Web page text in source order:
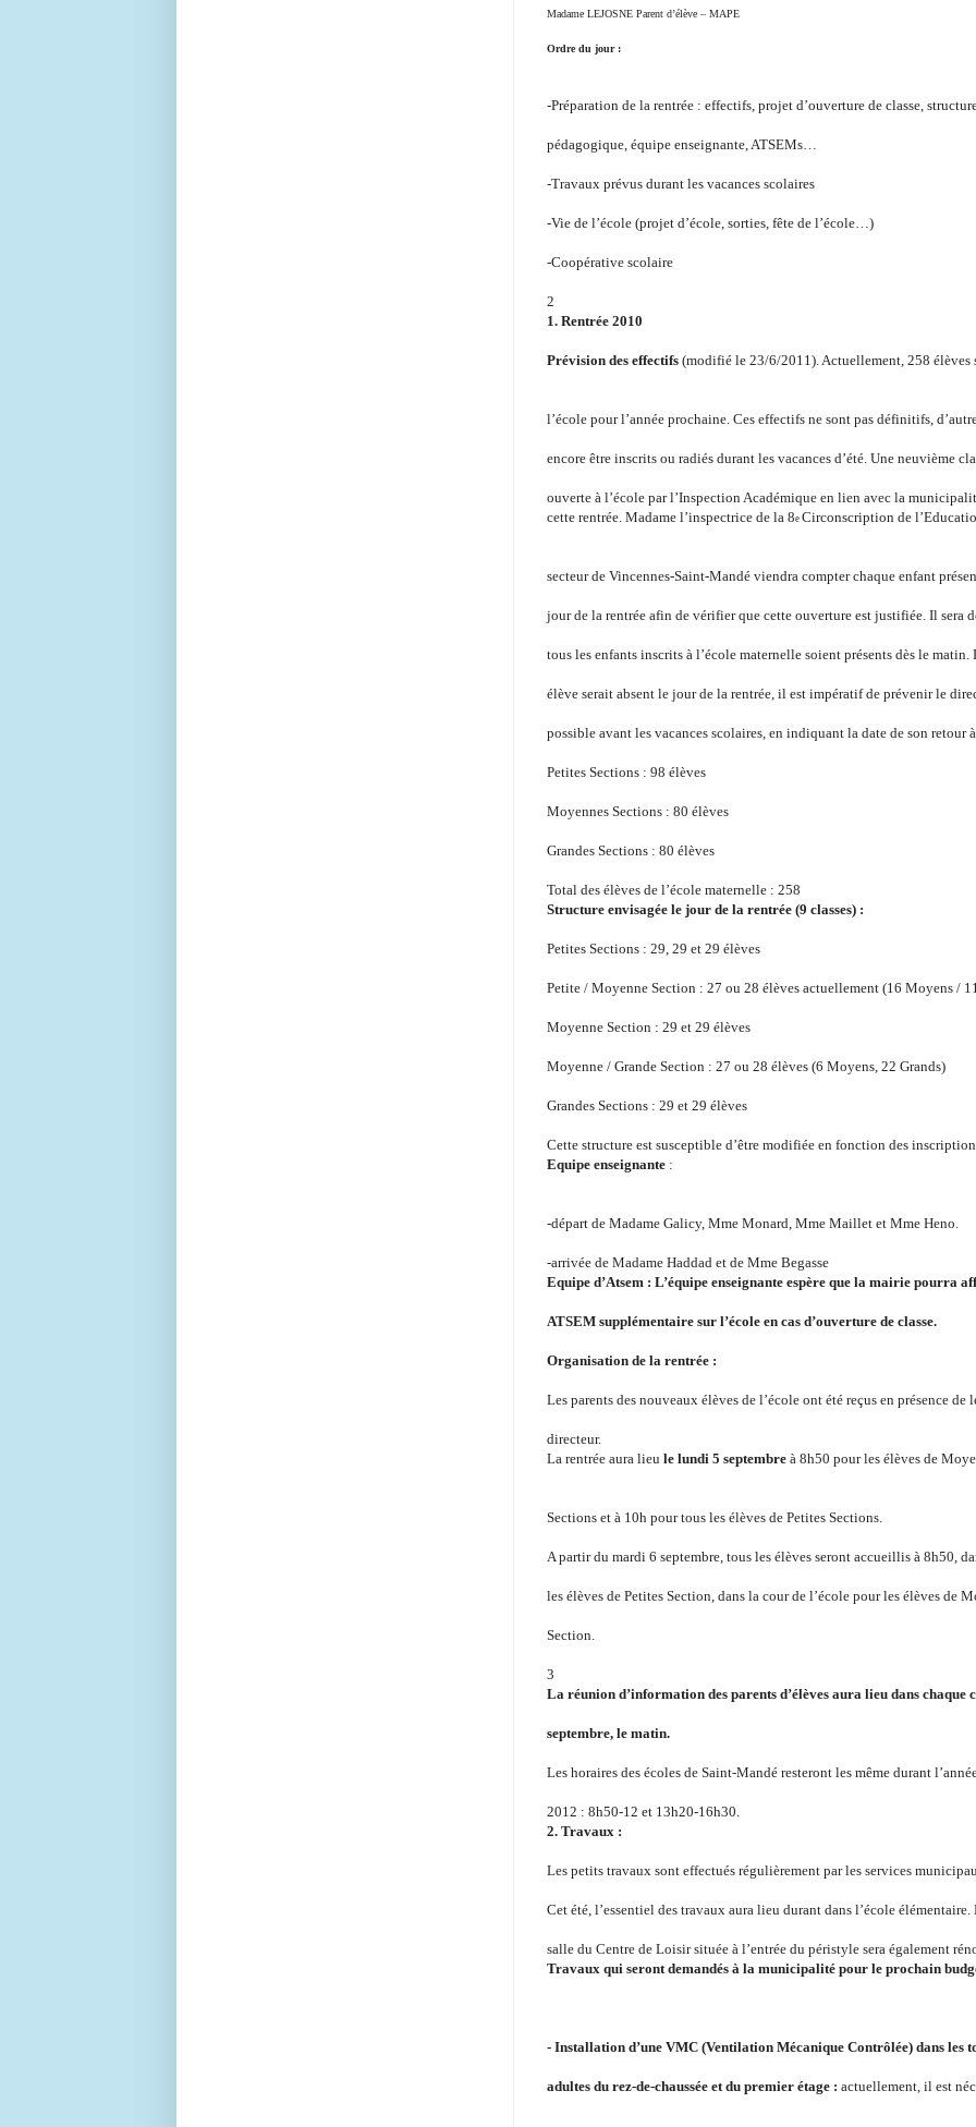
Madame LEJOSNE Parent d’élève – MAPE
Ordre du jour :
-Préparation de la rentrée : effectifs, projet d’ouverture de classe,
pédagogique, équipe enseignante, ATSEMs…
-Travaux prévus durant les vacances scolaires
-Vie de l’école (projet d’école, sorties, fête de l’école…)
-Coopérative scolaire
2
1. Rentrée 2010
Prévision des effectifs (modifié le 23/6/2011). Actuellement, 258 élèves
l’école pour l’année prochaine. Ces effectifs ne sont pas définitifs,
encore être inscrits ou radiés durant les vacances d’été. Une neuvième
ouverte à l’école par l’Inspection Académique en lien avec la
cette rentrée. Madame l’inspectrice de la 8e Circonscription de
secteur de Vincennes-Saint-Mandé viendra compter chaque enfant
jour de la rentrée afin de vérifier que cette ouverture est justifiée. Il sera
tous les enfants inscrits à l’école maternelle soient présents dès le matin.
élève serait absent le jour de la rentrée, il est impératif de prévenir le
possible avant les vacances scolaires, en indiquant la date de son retour
Petites Sections : 98 élèves
Moyennes Sections : 80 élèves
Grandes Sections : 80 élèves
Total des élèves de l’école maternelle : 258
Structure envisagée le jour de la rentrée (9 classes) :
Petites Sections : 29, 29 et 29 élèves
Petite / Moyenne Section : 27 ou 28 élèves actuellement (16 Moyens /
Moyenne Section : 29 et 29 élèves
Moyenne / Grande Section : 27 ou 28 élèves (6 Moyens, 22 Grands)
Grandes Sections : 29 et 29 élèves
Cette structure est susceptible d’être modifiée en fonction des
Equipe enseignante :
-départ de Madame Galicy, Mme Monard, Mme Maillet et Mme Heno.
-arrivée de Madame Haddad et de Mme Begasse
Equipe d’Atsem : L’équipe enseignante espère que la mairie pourra
ATSEM supplémentaire sur l’école en cas d’ouverture de classe.
Organisation de la rentrée :
Les parents des nouveaux élèves de l’école ont été reçus en présence de
directeur.
La rentrée aura lieu le lundi 5 septembre à 8h50 pour les élèves de
Sections et à 10h pour tous les élèves de Petites Sections.
A partir du mardi 6 septembre, tous les élèves seront accueillis à 8h50,
les élèves de Petites Section, dans la cour de l’école pour les élèves de
Section.
3
La réunion d’information des parents d’élèves aura lieu dans chaque
septembre, le matin.
Les horaires des écoles de Saint-Mandé resteront les même durant
2012 : 8h50-12 et 13h20-16h30.
2. Travaux :
Les petits travaux sont effectués régulièrement par les services
Cet été, l’essentiel des travaux aura lieu durant dans l’école
salle du Centre de Loisir située à l’entrée du péristyle sera également
Travaux qui seront demandés à la municipalité pour le prochain
- Installation d’une VMC (Ventilation Mécanique Contrôlée) dans les
adultes du rez-de-chaussée et du premier étage : actuellement, il est